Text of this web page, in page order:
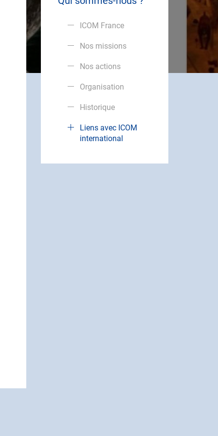
ICOM France
Nos missions
Nos actions
Organisation
Historique
Liens avec ICOM
international